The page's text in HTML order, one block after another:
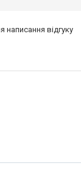
написання відгуку